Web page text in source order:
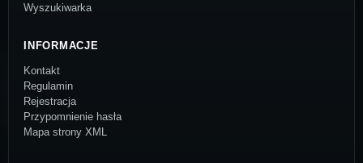
Wyszukiwarka
INFORMACJE
Kontakt
Regulamin
Rejestracja
Przypomnienie hasła
Mapa strony XML